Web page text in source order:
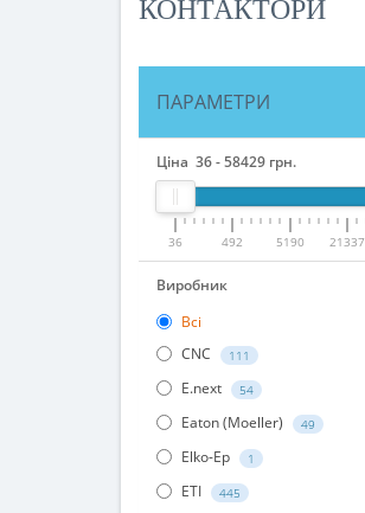
КОНТАКТОРИ
ПАРАМЕТРИ
Ціна 36-58429 грн.
36 492 5190 21337
Виробник
Всі
CNC
111
E.next 54
Eaton (Moeller) 49
Elko-Ep 1
ETI 445